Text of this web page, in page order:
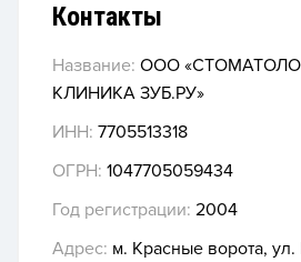
Контакты
Название: ООО
КЛИНИКА ЗУБ.РУ»
ИНН: 7705513318
ОГРН: 1047705059434
Год регистрации: 2004
Адрес: м. Красные ворота,